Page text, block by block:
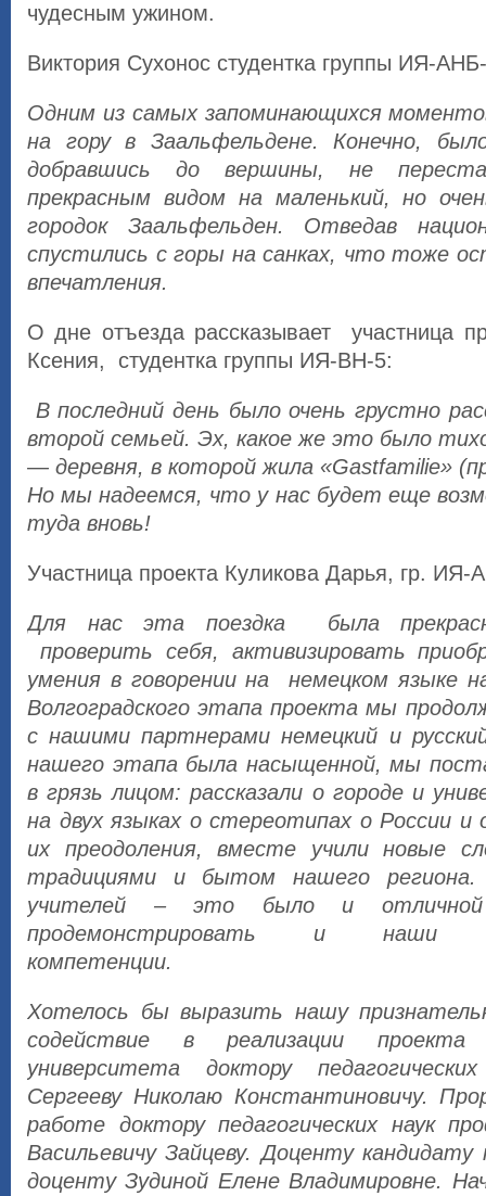
чудесным ужином.
Виктория Сухонос студентка группы ИЯ-
Одним из самых запоминающихся
на гору в Заальфельдене. Конечно,
добравшись до вершины, не
прекрасным видом на маленький, но
городок Заальфельден. Отведав
спустились с горы на санках, что тоже
впечатления.
О дне отъезда рассказывает участница
Ксения, студентка группы ИЯ-ВН-5:
В последний день было очень грустно
второй семьей. Эх, какое же это было
— деревня, в которой жила «Gastfamilie»
Но мы надеемся, что у нас будет еще
туда вновь!
Участница проекта Куликова Дарья, гр. ИЯ-
Для нас эта поездка была
проверить себя, активизировать
умения в говорении на немецком языке
Волгоградского этапа проекта мы
с нашими партнерами немецкий и
нашего этапа была насыщенной, мы
в грязь лицом: рассказали о городе и
на двух языках о стереотипах о России
их преодоления, вместе учили новые
традициями и бытом нашего
учителей – это было и
продемонстрировать и наши
компетенции.
Хотелось бы выразить нашу
содействие в реализации
университета доктору
Сергееву Николаю Константиновичу.
работе доктору педагогических наук
Васильевичу Зайцеву. Доценту кандидату
доценту Зудиной Елене Владимировне.